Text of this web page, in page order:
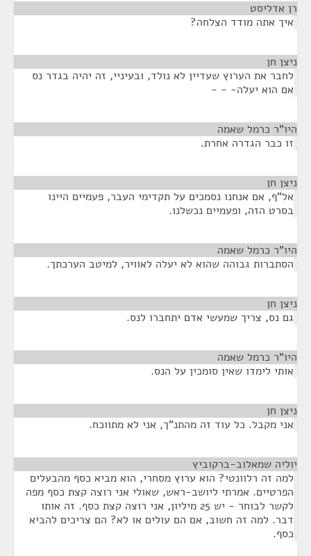
רן אדליסט
איך אתה מודד הצלחה?
ניצן חן
לחבר את הערוץ שעדיין לא נולד, ובעיניי, זה יהיה בגדר נס
אם הוא יעלה- - -
היו"ר כרמל שאמה
זו כבר הגדרה אחרת.
ניצן חן
אל"ף, אם אנחנו נסמכים על תקדימי העבר, פעמיים היינו
בסרט הזה, ופעמיים נכשלנו.
היו"ר כרמל שאמה
הסתברות גבוהה שהוא לא יעלה לאוויר, למיטב הערכתך.
ניצן חן
גם נס, צריך שמעשי אדם יתחברו לנס.
היו"ר כרמל שאמה
אותי לימדו שאין סומכין על הנס.
ניצן חן
אני מקבל. כל עוד זה מהתנ"ך, אני לא מתווכח.
יוליה שמאלוב-ברקוביץ
למה זה רלוונטי? הוא ערוץ מסחרי, הוא מביא כסף מהבעלים
הפרטיים. אמרתי ליושב-ראש, שאולי אני רוצה קצת כסף מפה
לקשר לבוחר - יש 25 מיליון, אני רוצה קצת כסף. זה אותו
דבר. למה זה חשוב, אם הם עולים או לא? הם צריכים להביא
כסף.